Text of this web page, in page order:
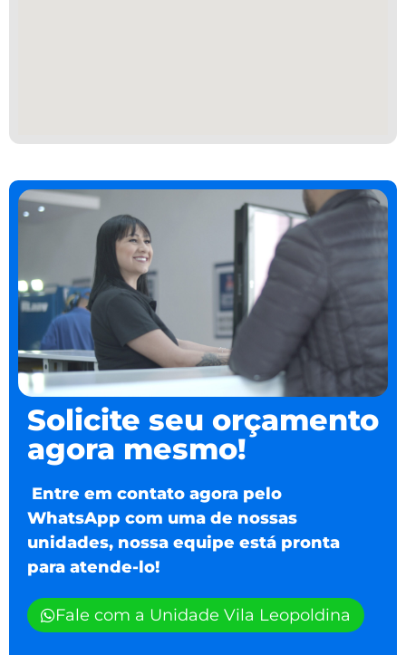
Solicite seu orçamento
agora mesmo!
Entre em contato agora pelo
WhatsApp com uma de nossas
unidades, nossa equipe está pronta
para atende-lo!
Fale com a Unidade Vila Leopoldina